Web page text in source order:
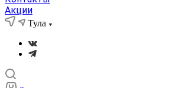
Акции
Тула